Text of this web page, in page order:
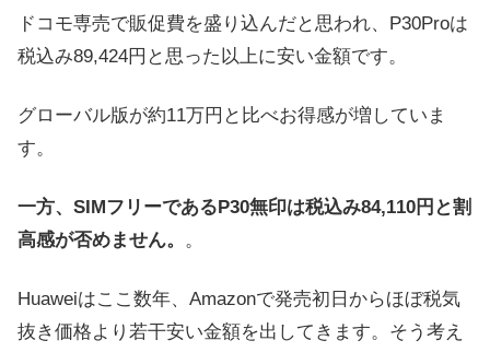
ドコモ専売で販促費を盛り込んだと思われ、P30Proは
税込み89,424円と思った以上に安い金額です。
グローバル版が約11万円と比べお得感が増していま
す。
一方、SIMフリーであるP30無印は税込み84,110円と割
高感が否めません。 。
Huaweiはここ数年、Amazonで発売初日からほぼ税気
抜き価格より若干安い金額を出してきます。そう考え